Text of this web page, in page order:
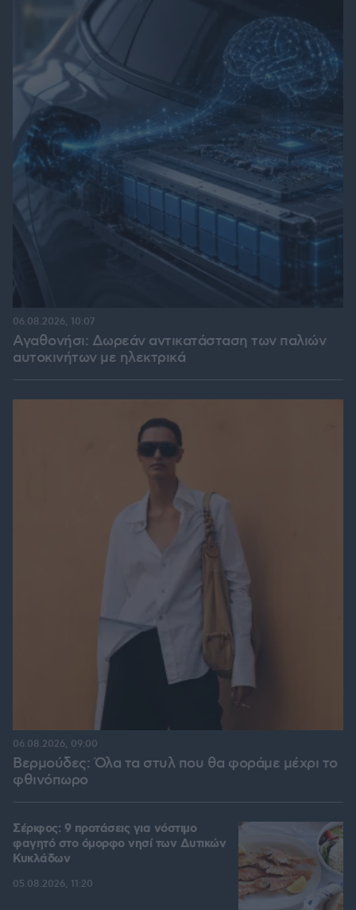
Αγαθονήσι: Δωρεάν αντικατάσταση των παλιών
αυτοκινήτων με ηλεκτρικά
06.08.2026, 10:07
Βερμούδες: Όλα τα στυλ που θα φοράμε μέχρι το
φθινόπωρο
06.08.2026, 09:00
Σέριφος: 9 προτάσεις για νόστιμο
φαγητό στο όμορφο νησί των Δυτικών
Κυκλάδων
05.08.2026, 11:20